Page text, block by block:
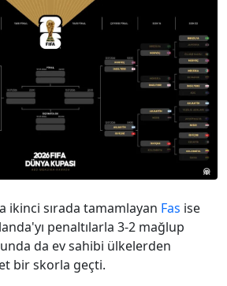
ikinci sırada tamamlayan Fas ise
penaltılarla 3-2 mağlup
da ev sahibi ülkelerden
bir skorla geçti.